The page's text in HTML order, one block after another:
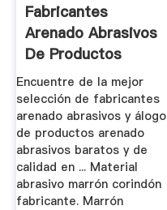
Fabricantes
Arenado Abrasivos
De Productos
Arenado ...
Encuentre de la mejor
selección de fabricantes
arenado abrasivos y álogo
de productos arenado
abrasivos baratos y de
calidad en ... Material
abrasivo marrón corindón
fabricante. Marrón